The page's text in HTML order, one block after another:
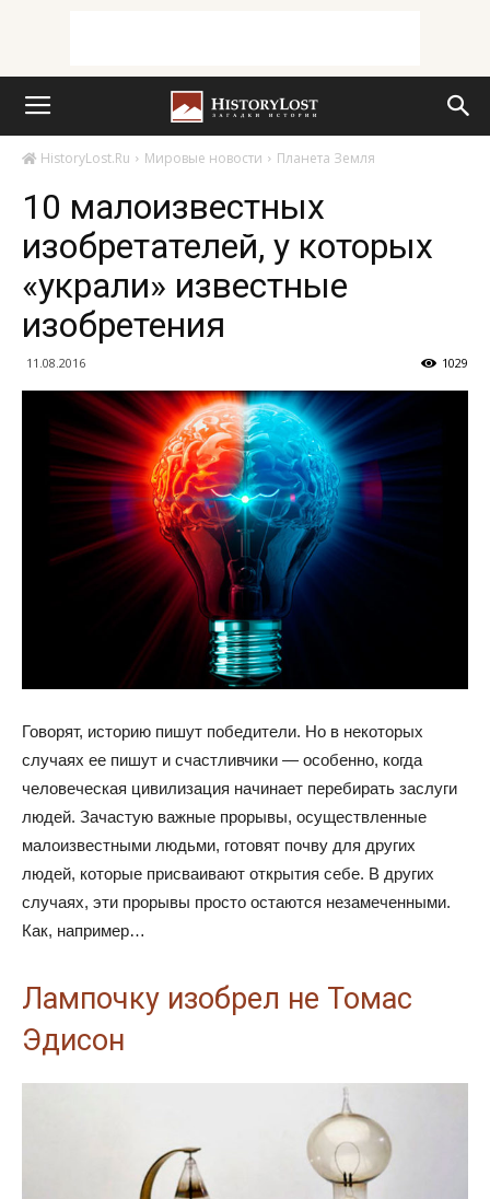
HistoryLost.Ru Мировые новости Планета Земля
10 малоизвестных
изобретателей, у которых
«украли» известные
изобретения
11.08.2016 1029
Говорят, историю пишут победители. Но в некоторых
случаях ее пишут и счастливчики — особенно, когда
человеческая цивилизация начинает перебирать заслуги
людей. Зачастую важные прорывы, осуществленные
малоизвестными людьми, готовят почву для других
людей, которые присваивают открытия себе. В других
случаях, эти прорывы просто остаются незамеченными.
Как, например…
Лампочку изобрел не Томас
Эдисон